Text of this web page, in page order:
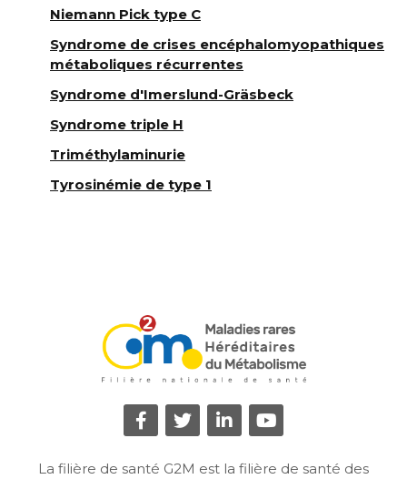
Niemann Pick type C
Syndrome de crises encéphalomyopathiques
métaboliques récurrentes
Syndrome d'Imerslund-Gräsbeck
Syndrome triple H
Triméthylaminurie
Tyrosinémie de type 1
La filière de santé G2M est la filière de santé des